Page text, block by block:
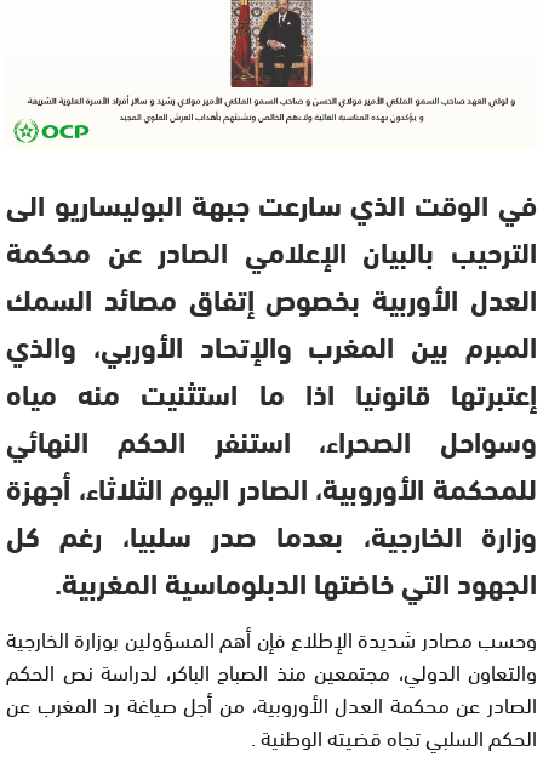
في الوقت الذي سارعت جبهة البوليساريو الى
الترحيب بالبيان الإعلامي الصادر عن محكمة
العدل الأوربية بخصوص إتفاق مصائد السمك
المبرم بين المغرب والإتحاد الأوربي، والذي
إعتبرتها قانونيا اذا ما استثنيت منه مياه
وسواحل الصحراء، استنفر الحكم النهائي
للمحكمة الأوروبية، الصادر اليوم الثلاثاء، أجهزة
وزارة الخارجية، بعدما صدر سلبيا، رغم كل
الجهود التي خاضتها الدبلوماسية المغربية.
وحسب مصادر شديدة الإطلاع فإن أهم المسؤولين بوزارة الخارجية
والتعاون الدولي، مجتمعين منذ الصباح الباكر، لدراسة نص الحكم
الصادر عن محكمة العدل الأوروبية، من أجل صياغة رد المغرب عن
الحكم السلبي تجاه قضيته الوطنية .